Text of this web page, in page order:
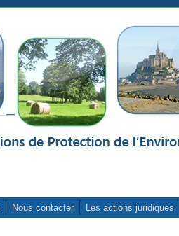
Nous contacter Les actions juridiques